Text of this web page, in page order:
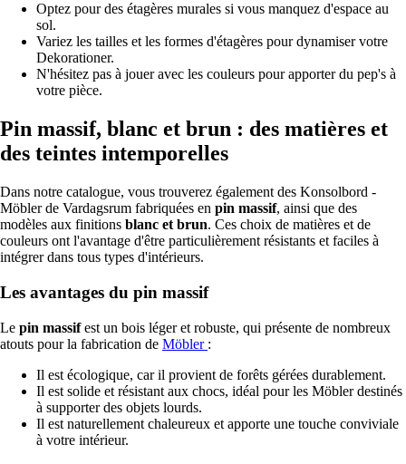
Optez pour des étagères murales si vous manquez d'espace au
sol.
Variez les tailles et les formes d'étagères pour dynamiser votre
Dekorationer.
N'hésitez pas à jouer avec les couleurs pour apporter du pep's à
votre pièce.
Pin massif, blanc et brun : des matières et
des teintes intemporelles
Dans notre catalogue, vous trouverez également des Konsolbord -
Möbler de Vardagsrum fabriquées en pin massif, ainsi que des
modèles aux finitions blanc et brun. Ces choix de matières et de
couleurs ont l'avantage d'être particulièrement résistants et faciles à
intégrer dans tous types d'intérieurs.
Les avantages du pin massif
Le pin massifest un bois léger et robuste, qui présente de nombreux
atouts pour la fabrication de Möbler :
Il est écologique, car il provient de forêts gérées durablement.
Il est solide et résistant aux chocs, idéal pour les Möbler destinés
à supporter des objets lourds.
Il est naturellement chaleureux et apporte une touche conviviale
à votre intérieur.